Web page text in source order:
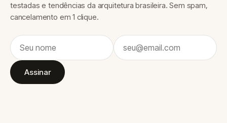
testadas e tendências da arquitetura brasileira. Sem spam,
cancelamento em 1 clique.
Assinar